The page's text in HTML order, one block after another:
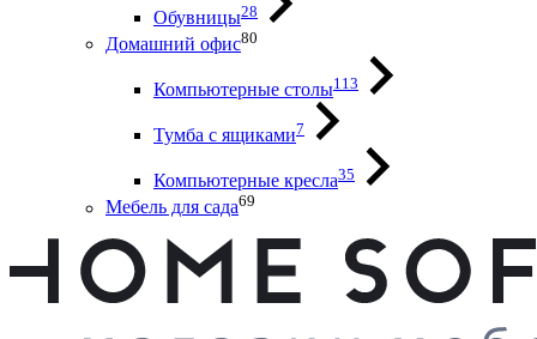
Обувницы28
Домашний офис80
Компьютерные столы113
Тумба с ящиками7
Компьютерные кресла35
Мебель для сада69